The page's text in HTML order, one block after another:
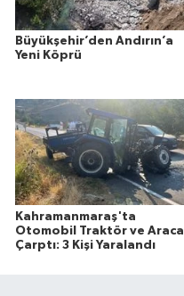
Büyükşehir’den Andırın’a
Yeni Köprü
Kahramanmaraş'ta
Otomobil Traktör ve Araca
Çarptı: 3 Kişi Yaralandı